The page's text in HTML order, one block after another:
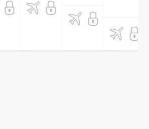
19 494
1.195